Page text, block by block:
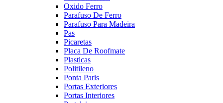
Oxido Ferro
Parafuso De Ferro
Parafuso Para Madeira
Pas
Picaretas
Placa De Roofmate
Plasticas
Politileno
Ponta Paris
Portas Exteriores
Portas Interiores